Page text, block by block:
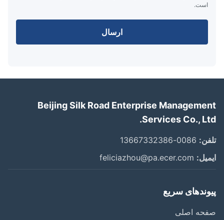
ارسال
Beijing Silk Road Enterprise
Services Co.,
0086-13667332386
feliciazhou@pa.ecer.com
سریع
اصلی